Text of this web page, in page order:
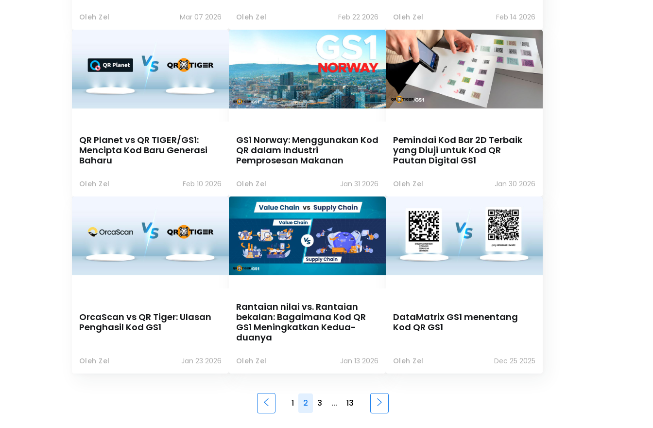
Oleh Zel Mar 07 2026 Oleh Zel Feb 22 2026 Oleh Zel Feb 14 2026
QR Planet vs QR TIGER/GS1:
Mencipta Kod Baru Generasi
Baharu
Oleh Zel Feb 10 2026
GS1 Norway: Menggunakan Kod
QR dalam Industri
Pemprosesan Makanan
Oleh Zel Jan 31 2026
Pemindai Kod Bar 2D Terbaik
yang Diuji untuk Kod QR
Pautan Digital GS1
Oleh Zel Jan 30 2026
OrcaScan vs QR Tiger: Ulasan
Penghasil Kod GS1
Oleh Zel Jan 23 2026
Rantaian nilai vs. Rantaian
bekalan: Bagaimana Kod QR
GS1 Meningkatkan Kedua-
duanya
Oleh Zel Jan 13 2026
DataMatrix GS1 menentang
Kod QR GS1
Oleh Zel Dec 25 2025
1 2 3 ... 13